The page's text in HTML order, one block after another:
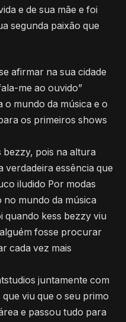
e de sua mãe e foi
segunda paixão que
afirmar na sua cidade
me ao ouvido”
o mundo da música e o
os primeiros shows
bezzy, pois na altura
verdadeira essência que
iludido Por modas
no mundo da música
quando kess bezzy viu
fosse procurar
cada vez mais
juntamente com
viu que o seu primo
e passou tudo para